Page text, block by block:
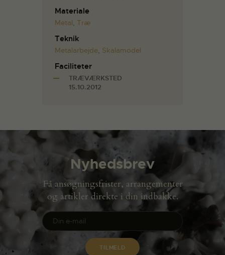
Materiale
Metal, Træ
Teknik
Metalarbejde Skalamodel
Faciliteter
TRÆVÆRKSTED
15.10.2012
Nyhedsbrev
Få ansøgningsfrister, arrangementer
og artikler direkte i din indbakke.